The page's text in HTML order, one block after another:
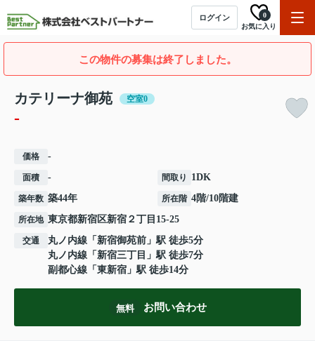
ログイン
お気に入り
0
この物件の募集は終了しました。
カテリーナ御苑 空室0
-
価格 -
面積 - 間取り 1DK
築年数 築44年 所在階 4階/10階建
所在地 東京都新宿区新宿 ２丁目15-25
交通 丸ノ内線 「 新宿御苑前 」駅 徒歩5分
丸ノ内線 「 新宿三丁目 」駅 徒歩7分
副都心線 「 東新宿 」駅 徒歩14分
無料 お問い合わせ